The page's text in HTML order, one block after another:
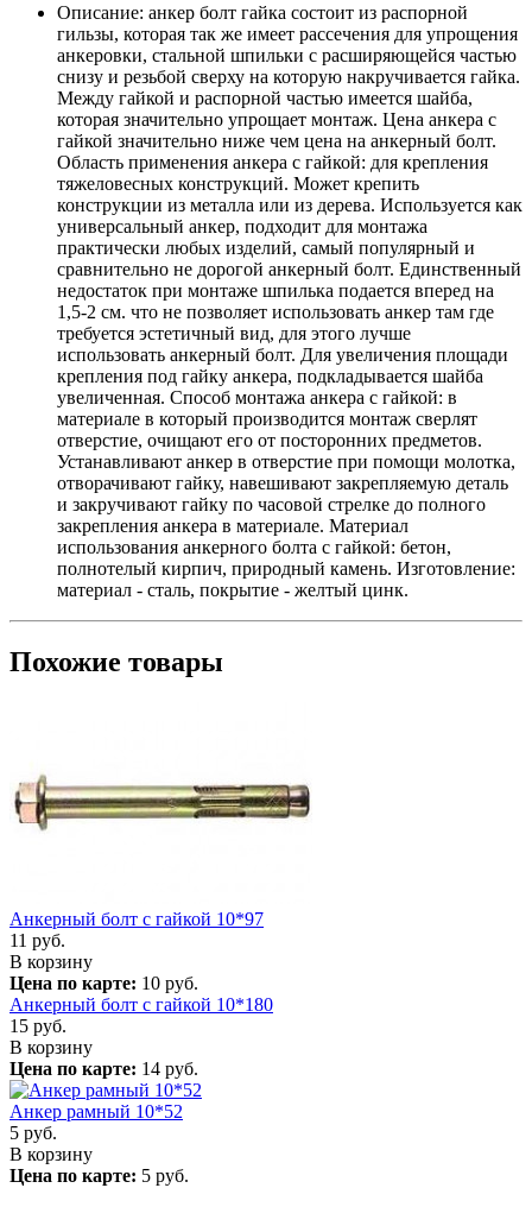
Описание: анкер болт гайка состоит из распорной
гильзы, которая так же имеет рассечения для упрощения
анкеровки, стальной шпильки с расширяющейся частью
снизу и резьбой сверху на которую накручивается гайка.
Между гайкой и распорной частью имеется шайба,
которая значительно упрощает монтаж. Цена анкера с
гайкой значительно ниже чем цена на анкерный болт.
Область применения анкера с гайкой: для крепления
тяжеловесных конструкций. Может крепить
конструкции из металла или из дерева. Используется как
универсальный анкер, подходит для монтажа
практически любых изделий, самый популярный и
сравнительно не дорогой анкерный болт. Единственный
недостаток при монтаже шпилька подается вперед на
1,5-2 см. что не позволяет использовать анкер там где
требуется эстетичный вид, для этого лучше
использовать анкерный болт. Для увеличения площади
крепления под гайку анкера, подкладывается шайба
увеличенная. Способ монтажа анкера с гайкой: в
материале в который производится монтаж сверлят
отверстие, очищают его от посторонних предметов.
Устанавливают анкер в отверстие при помощи молотка,
отворачивают гайку, навешивают закрепляемую деталь
и закручивают гайку по часовой стрелке до полного
закрепления анкера в материале. Материал
использования анкерного болта с гайкой: бетон,
полнотелый кирпич, природный камень. Изготовление:
материал - сталь, покрытие - желтый цинк.
Похожие товары
Анкерный болт с гайкой 10*97
11 руб.
В корзину
Цена по карте: 10 руб.
Анкерный болт с гайкой 10*180
15 руб.
В корзину
Цена по карте: 14 руб.
Анкер рамный 10*52
5 руб.
В корзину
Цена по карте: 5 руб.